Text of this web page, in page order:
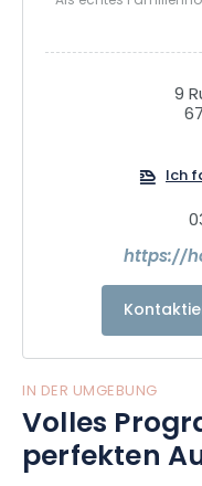
seine herzliche
9
Ich
https://
IN DER UMGEBUNG
Volles
perfekten